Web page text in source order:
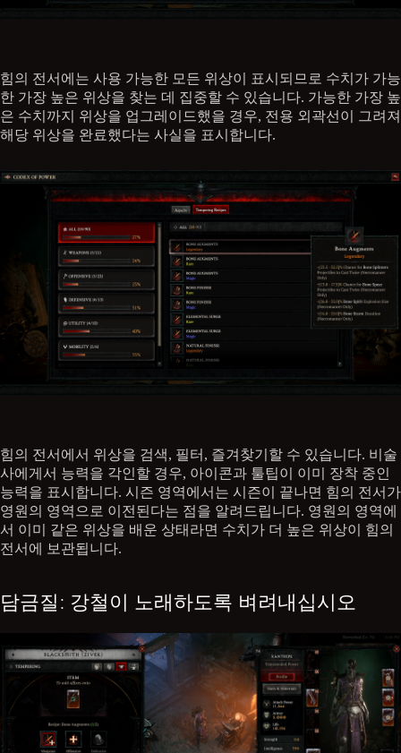
힘의 전서에는 사용 가능한 모든 위상이 표시되므로 수치가 가능
한 가장 높은 위상을 찾는 데 집중할 수 있습니다. 가능한 가장 높
은 수치까지 위상을 업그레이드했을 경우, 전용 외곽선이 그려져
해당 위상을 완료했다는 사실을 표시합니다.
힘의 전서에서 위상을 검색, 필터, 즐겨찾기할 수 있습니다. 비술
사에게서 능력을 각인할 경우, 아이콘과 툴팁이 이미 장착 중인
능력을 표시합니다. 시즌 영역에서는 시즌이 끝나면 힘의 전서가
영원의 영역으로 이전된다는 점을 알려드립니다. 영원의 영역에
서 이미 같은 위상을 배운 상태라면 수치가 더 높은 위상이 힘의
전서에 보관됩니다.
담금질: 강철이 노래하도록 벼려내십시오